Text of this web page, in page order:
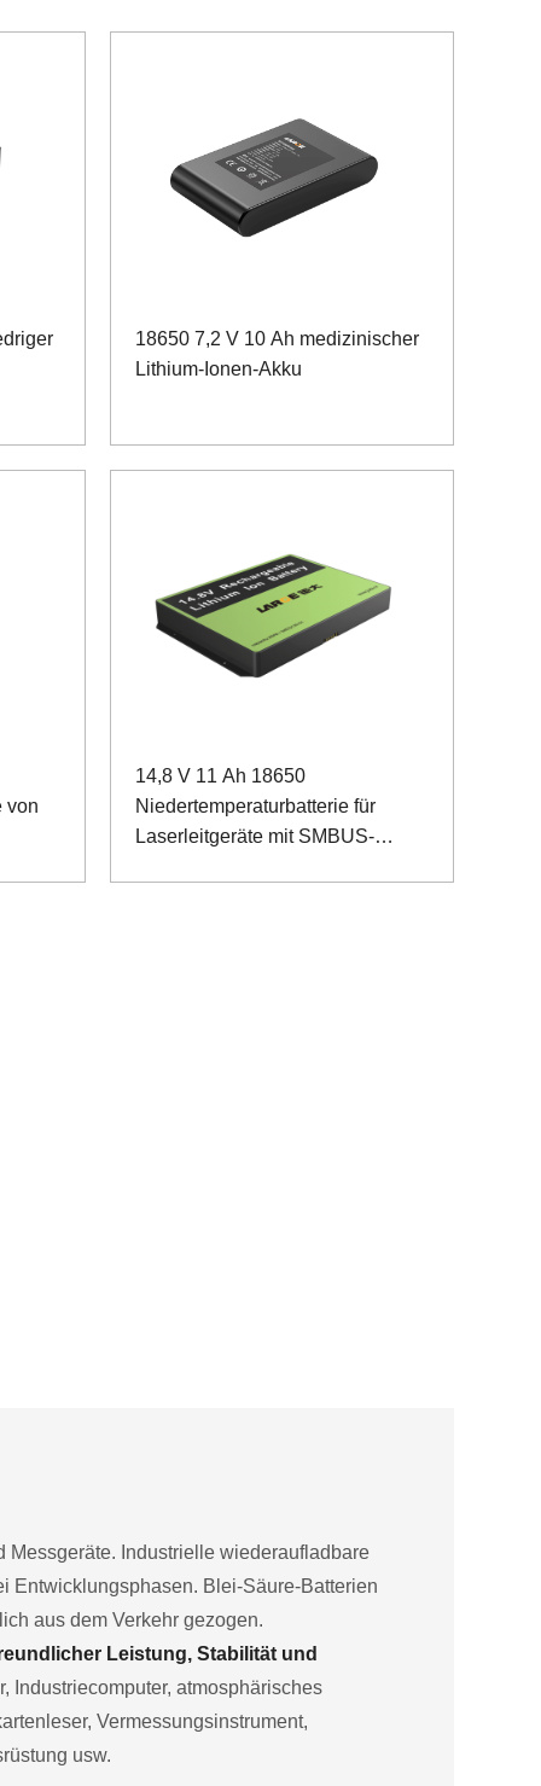
18650 7,2 V 10 Ah medizinischer
Lithium-Ionen-Akku
von
14,8 V 11 Ah 18650
Niedertemperaturbatterie für
Laserleitgeräte mit SMBUS-
Industrielle wiederaufladbare
Entwicklungsphasen. Blei-Säure-Batterien
aus dem Verkehr gezogen.
Leistung, Stabilität und
Industriecomputer, atmosphärisches
Vermessungsinstrument,
usw.